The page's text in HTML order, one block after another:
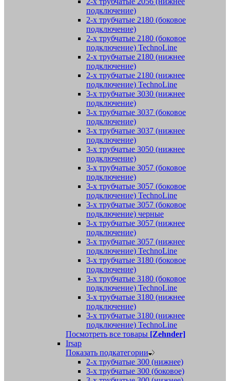
подключение)
2-х трубчатые 2180 (боковое
подключение)
2-х трубчатые 2180 (боковое
подключение) TechnoLine
2-х трубчатые 2180 (нижнее
подключение)
2-х трубчатые 2180 (нижнее
подключение) TechnoLine
3-х трубчатые 3030 (нижнее
подключение)
3-х трубчатые 3037 (боковое
подключение)
3-х трубчатые 3037 (нижнее
подключение)
3-х трубчатые 3050 (нижнее
подключение)
3-х трубчатые 3057 (боковое
подключение)
3-х трубчатые 3057 (боковое
подключение) TechnoLine
3-х трубчатые 3057 (боковое
подключение) черные
3-х трубчатые 3057 (нижнее
подключение)
3-х трубчатые 3057 (нижнее
подключение) TechnoLine
3-х трубчатые 3180 (боковое
подключение)
3-х трубчатые 3180 (боковое
подключение) TechnoLine
3-х трубчатые 3180 (нижнее
подключение)
3-х трубчатые 3180 (нижнее
подключение) TechnoLine
Посмотреть все товары [Zehnder]
Irsap
Показать подкатегории
2-х трубчатые 300 (нижнее)
3-х трубчатые 300 (боковое)